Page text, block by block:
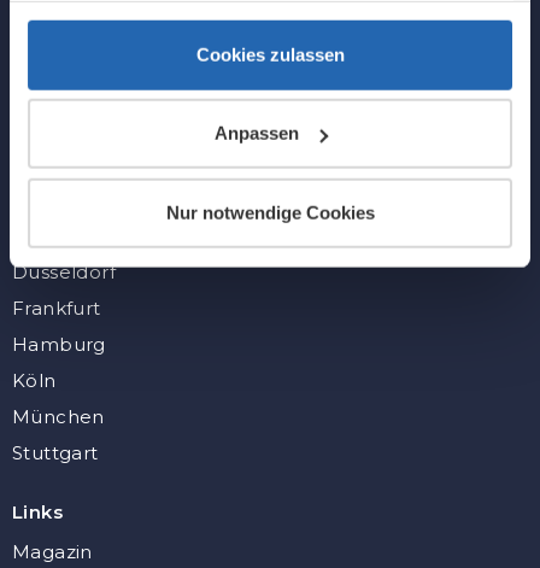
gesammelt haben.
Cookies zulassen
Anpassen
Nur notwendige Cookies
Düsseldorf
Frankfurt
Hamburg
Köln
München
Stuttgart
Links
Magazin